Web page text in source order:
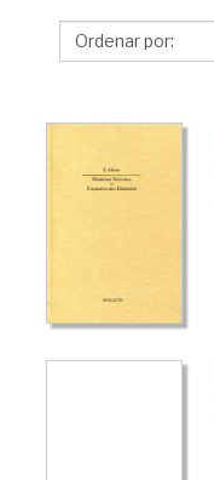
y
teoría
Derecho
>
ciencia
del
Derecho